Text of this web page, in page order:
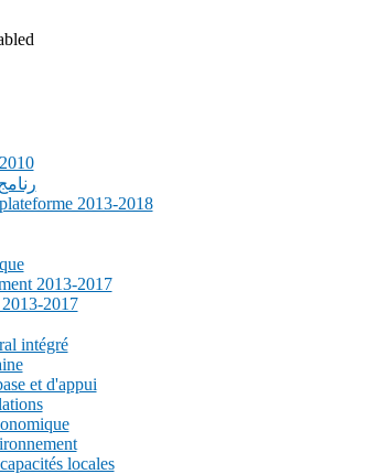
رنامج
2013-2018
2013-2017
2017
intégré
et d'appui
locales